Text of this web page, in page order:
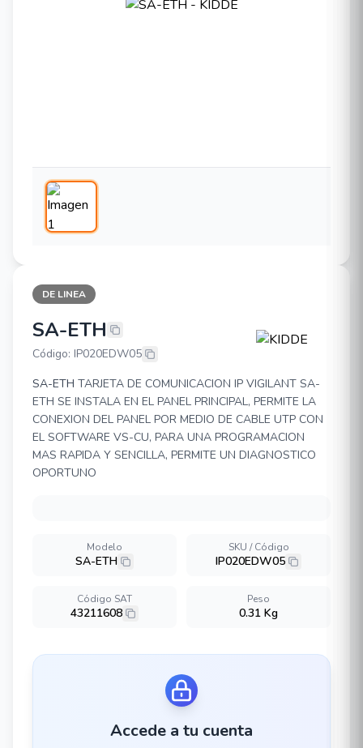
DE LINEA
KIDDE SA-ETH
SA-ETH
Código: IP020EDW05
SA-ETH TARJETA DE COMUNICACION IP VIGILANT SA-
ETH SE INSTALA EN EL PANEL PRINCIPAL, PERMITE LA
CONEXION DEL PANEL POR MEDIO DE CABLE UTP CON
EL SOFTWARE VS-CU, PARA UNA PROGRAMACION
MAS RAPIDA Y SENCILLA, PERMITE UN DIAGNOSTICO
OPORTUNO
Modelo
SA-ETH
SKU / Código
IP020EDW05
Código SAT
43211608
Peso
0.31 Kg
Accede a tu cuenta